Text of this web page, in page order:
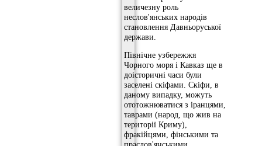
величезну роль
неслов'янських народів
становлення Давньоруської
держави.
Північне узбережжя
Чорного моря і Кавказ ще в
доісторичні часи були
заселені скіфами. Скіфи, в
даному випадку, можуть
ототожнюватися з іранцями,
таврами (народ, що жив на
території Криму),
фракійцями, фінськими та